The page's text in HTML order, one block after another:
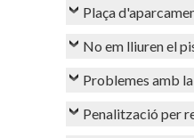
Plaça
No em lliuren el
Problemes amb
Penalització per